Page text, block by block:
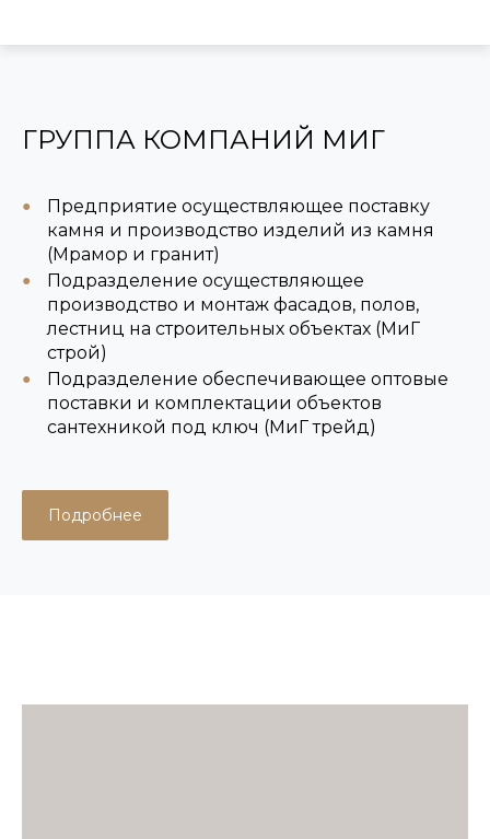
ГРУППА КОМПАНИЙ МИГ
Предприятие осуществляющее поставку
камня и производство изделий из камня
(Мрамор и гранит)
Подразделение осуществляющее
производство и монтаж фасадов, полов,
лестниц на строительных объектах (МиГ
строй)
Подразделение обеспечивающее оптовые
поставки и комплектации объектов
сантехникой под ключ (МиГ трейд)
Подробнее